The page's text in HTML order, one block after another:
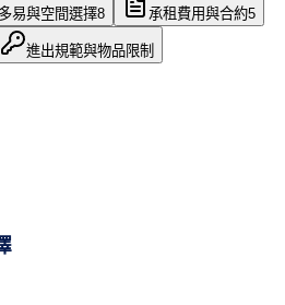
易與空間選擇8 承租費用與合約5
進出規範與物品限制